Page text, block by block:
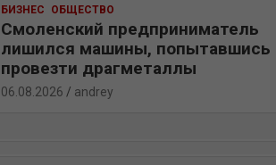
БИЗНЕС ОБЩЕСТВО
Смоленский предприниматель
лишился машины, попытавшись
провезти драгметаллы
06.08.2026 andrey